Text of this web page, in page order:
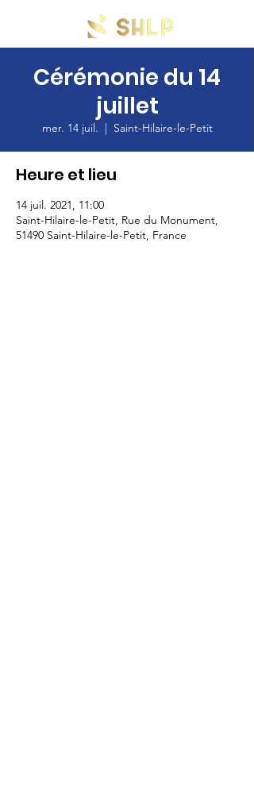
Cérémonie du 14
juillet
mer. 14 juil.
  |
Saint-Hilaire-le-Petit
Heure et lieu
14 juil. 2021, 11:00
Saint-Hilaire-le-Petit, Rue du Monument,
51490 Saint-Hilaire-le-Petit, France